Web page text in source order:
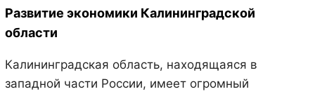
Развитие экономики Калининградской
области
Калининградская область, находящаяся в
западной части России, имеет огромный